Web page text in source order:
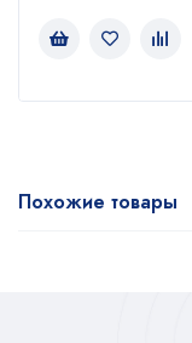
Похожие товары